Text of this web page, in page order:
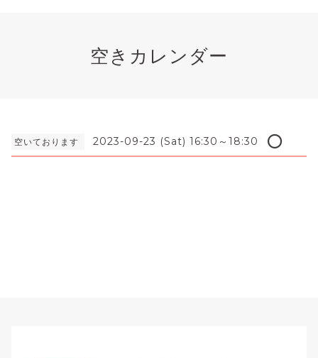
空きカレンダー
空いております 2023-09-23 (Sat) 16:30～18:30 ⭕️